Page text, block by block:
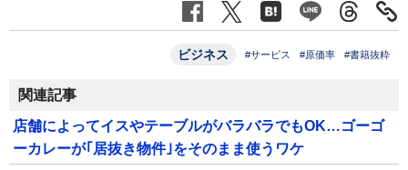
ビジネス #サービス #原価率 #書籍抜粋
関連記事
店舗によってイスやテーブルがバラバラでもOK…ゴーゴ
ーカレーが｢居抜き物件｣をそのまま使うワケ